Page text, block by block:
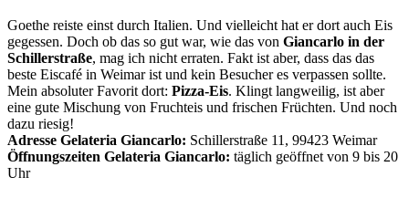
Goethe reiste einst durch Italien. Und vielleicht hat er dort auch Eis
gegessen. Doch ob das so gut war, wie das von Giancarlo in der
Schillerstraße, mag ich nicht erraten. Fakt ist aber, dass das das
beste Eiscafé in Weimar ist und kein Besucher es verpassen sollte.
Mein absoluter Favorit dort: Pizza-Eis. Klingt langweilig, ist aber
eine gute Mischung von Fruchteis und frischen Früchten. Und noch
dazu riesig!
Adresse Gelateria Giancarlo: Schillerstraße 11, 99423 Weimar
Öffnungszeiten Gelateria Giancarlo: täglich geöffnet von 9 bis 20
Uhr